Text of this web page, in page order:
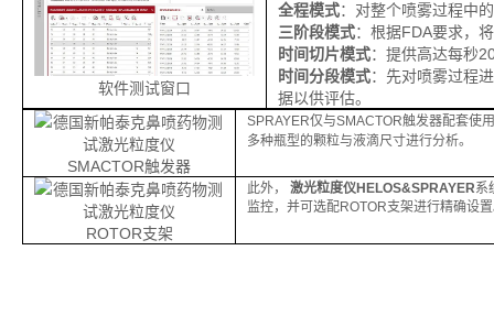
软件测试窗口
全程模式：对整个喷雾过程中
三阶段模式：根据FDA要求，
时间切片模式：提供高达每秒
时间分段模式：先对喷雾过程
据以供评估。
SMACTOR触发器
SPRAYER仅与SMACTOR触发器配套使
多种瓶型的颗粒与液滴尺寸进行分析。
ROTOR支架
此外， 激光粒度仪HELOS&SPRAYER系
监控，并可选配ROTOR支架进行精确设